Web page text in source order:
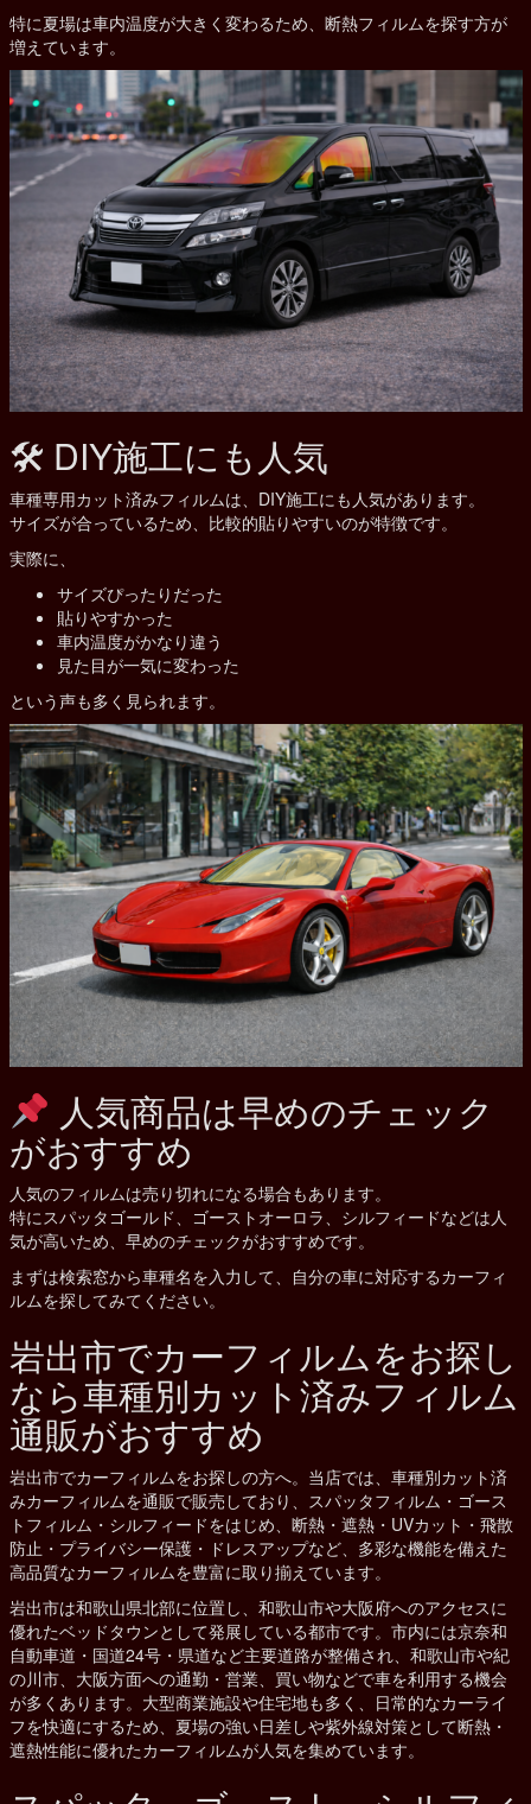
特に夏場は車内温度が大きく変わるため、断熱フィルムを探す方が
増えています。
🛠 DIY施工にも人気
車種専用カット済みフィルムは、DIY施工にも人気があります。
サイズが合っているため、比較的貼りやすいのが特徴です。
実際に、
サイズぴったりだった
貼りやすかった
車内温度がかなり違う
見た目が一気に変わった
という声も多く見られます。
人気商品は早めのチェック
がおすすめ
人気のフィルムは売り切れになる場合もあります。
特にスパッタゴールド、ゴーストオーロラ、シルフィードなどは人
気が高いため、早めのチェックがおすすめです。
まずは検索窓から車種名を入力して、自分の車に対応するカーフィ
ルムを探してみてください。
岩出市でカーフィルムをお探し
なら車種別カット済みフィルム
通販がおすすめ
岩出市でカーフィルムをお探しの方へ。当店では、車種別カット済
みカーフィルムを通販で販売しており、スパッタフィルム・ゴース
トフィルム・シルフィードをはじめ、断熱・遮熱・UVカット・飛散
防止・プライバシー保護・ドレスアップなど、多彩な機能を備えた
高品質なカーフィルムを豊富に取り揃えています。
岩出市は和歌山県北部に位置し、和歌山市や大阪府へのアクセスに
優れたベッドタウンとして発展している都市です。市内には京奈和
自動車道・国道24号・県道など主要道路が整備され、和歌山市や紀
の川市、大阪方面への通勤・営業、買い物などで車を利用する機会
が多くあります。大型商業施設や住宅地も多く、日常的なカーライ
フを快適にするため、夏場の強い日差しや紫外線対策として断熱・
遮熱性能に優れたカーフィルムが人気を集めています。